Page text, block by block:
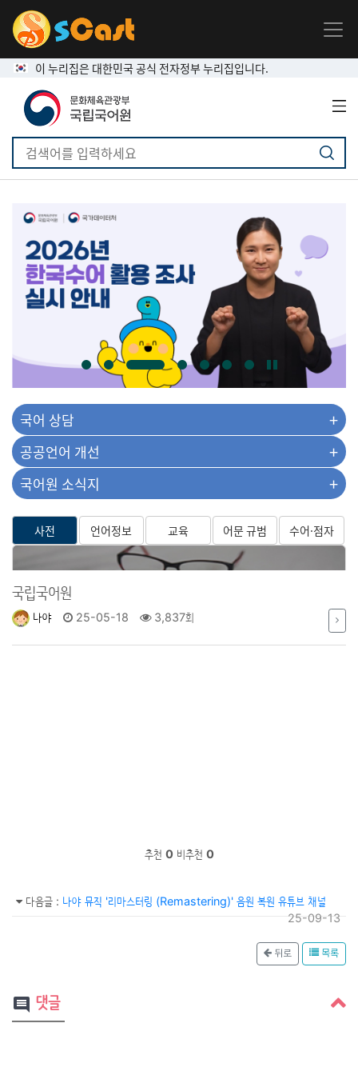
국립국어원
나야 25-05-18 3,837회
추천 0 비추천 0
다음글 : 나야 뮤직 '리마스터링 (Remastering)' 음원 복원 유튜브 채널
25-09-13
뒤로 목록
comment 댓글